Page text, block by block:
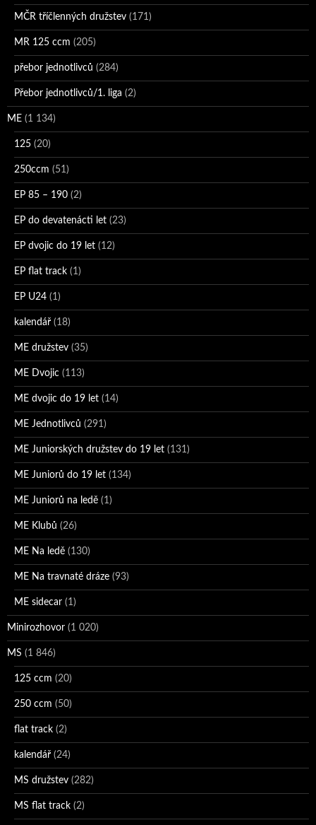
MČR tříčlenných družstev (171)
MR 125 ccm (205)
přebor jednotlivců (284)
Přebor jednotlivců/1. liga (2)
ME (1 134)
125 (20)
250ccm (51)
EP 85 – 190 (2)
EP do devatenácti let (23)
EP dvojic do 19 let (12)
EP flat track (1)
EP U24 (1)
kalendář (18)
ME družstev (35)
ME Dvojic (113)
ME dvojic do 19 let (14)
ME Jednotlivců (291)
ME Juniorských družstev do 19 let (131)
ME Juniorů do 19 let (134)
ME Juniorů na ledě (1)
ME Klubů (26)
ME Na ledě (130)
ME Na travnaté dráze (93)
ME sidecar (1)
Minirozhovor (1 020)
MS (1 846)
125 ccm (20)
250 ccm (50)
flat track (2)
kalendář (24)
MS družstev (282)
MS flat track (2)